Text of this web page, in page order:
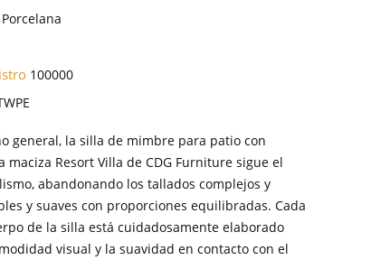
Porcelana
100000
general, la silla de mimbre para patio con
Resort Villa de CDG Furniture sigue el
abandonando los tallados complejos y
y suaves con proporciones equilibradas. Cada
de la silla está cuidadosamente elaborado
visual y la suavidad en contacto con el